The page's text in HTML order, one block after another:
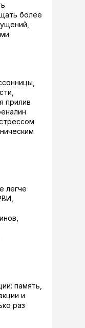
прилив
память,
и
раз
легче
более